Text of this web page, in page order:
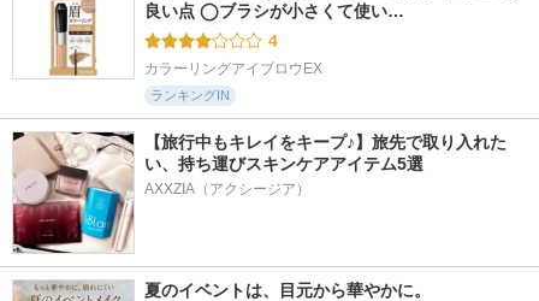
良い点 ◯ブラシが小さくて使い…
4
カラーリングアイブロウEX
ランキングIN
【旅行中もキレイをキープ♪】旅先で取り入れた
い、持ち運びスキンケアアイテム5選
AXXZIA（アクシージア）
夏のイベントは、目元から華やかに。